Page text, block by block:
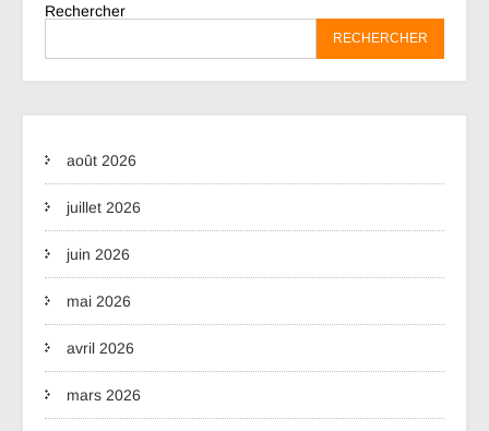
Rechercher
RECHERCHER
août 2026
juillet 2026
juin 2026
mai 2026
avril 2026
mars 2026